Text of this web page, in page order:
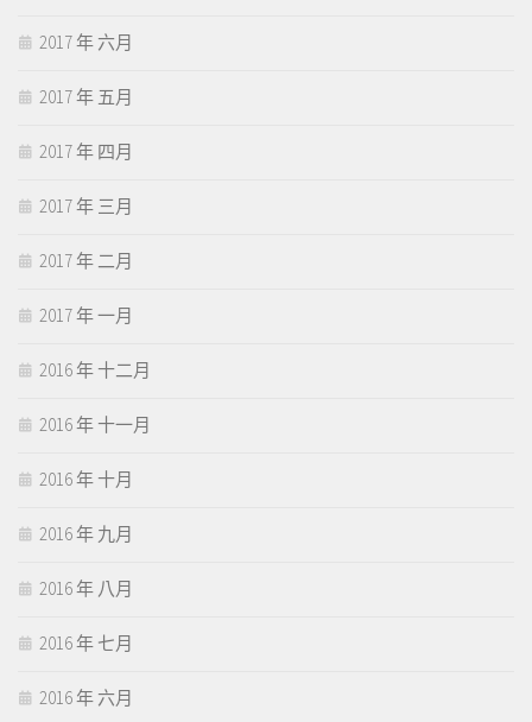
2017 年 六月
2017 年 五月
2017 年 四月
2017 年 三月
2017 年 二月
2017 年 一月
2016 年 十二月
2016 年 十一月
2016 年 十月
2016 年 九月
2016 年 八月
2016 年 七月
2016 年 六月